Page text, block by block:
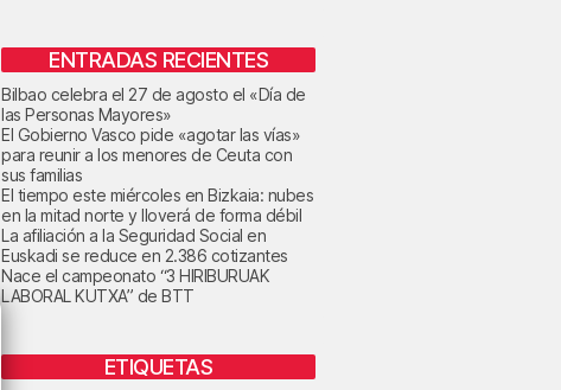
ENTRADAS RECIENTES
Bilbao celebra el 27 de agosto el «Día de
las Personas Mayores»
El Gobierno Vasco pide «agotar las vías»
para reunir a los menores de Ceuta con
sus familias
El tiempo este miércoles en Bizkaia: nubes
en la mitad norte y lloverá de forma débil
La afiliación a la Seguridad Social en
Euskadi se reduce en 2.386 cotizantes
Nace el campeonato “3 HIRIBURUAK
LABORAL KUTXA” de BTT
ETIQUETAS